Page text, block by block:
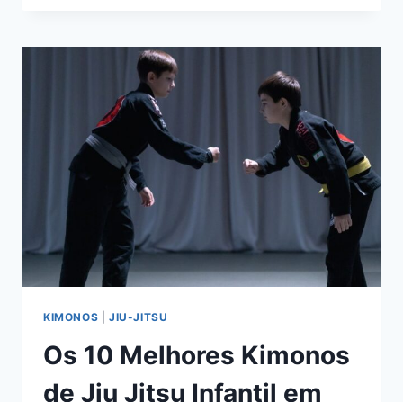
JIU
JITSU
FEMININO
EM
2025
KIMONOS JIU-JITSU
Os 10 Melhores Kimonos
de Jiu Jitsu Infantil em